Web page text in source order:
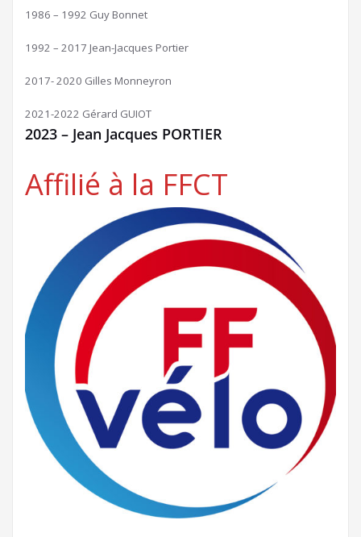
1986 – 1992 Guy Bonnet
1992 – 2017 Jean-Jacques Portier
2017- 2020 Gilles Monneyron
2021-2022 Gérard GUIOT
2023 – Jean Jacques PORTIER
Affilié à la FFCT